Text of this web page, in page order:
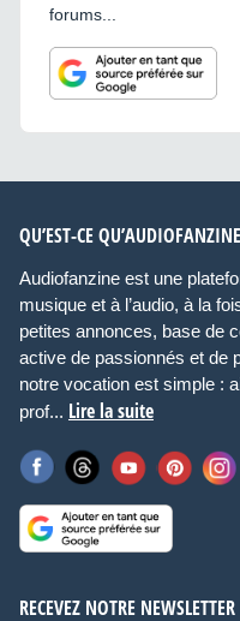
forums...
QU’EST-CE
Audiofanzine est une
musique et à l’audio, à la
petites annonces, base de
active de passionnés et de
notre vocation est simple :
prof... Lire la suite
RECEVEZ NOTRE